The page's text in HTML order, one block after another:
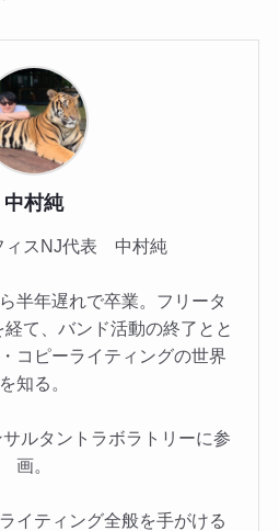
中村純
ィスNJ代表 中村純
半年遅れで卒業。フリータ
て、バンド活動の終了とと
コピーライティングの世界
を知る。
ルタントラボラトリーに参
画。
イティング全般を手がける